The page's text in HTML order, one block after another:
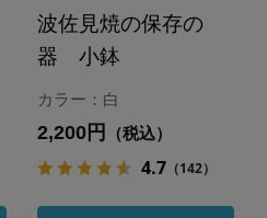
波佐見焼の保存の
器 小鉢
カラー：白
2,200円 （税込）
4.7（142）